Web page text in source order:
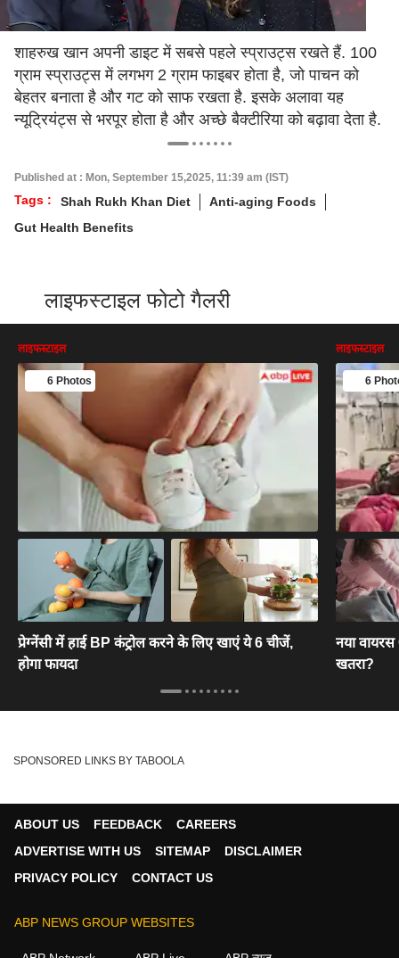
शाहरुख खान अपनी डाइट में सबसे पहले स्प्राउट्स रखते हैं. 100
ग्राम स्प्राउट्स में लगभग 2 ग्राम फाइबर होता है, जो पाचन को
बेहतर बनाता है और गट को साफ रखता है. इसके अलावा यह
न्यूट्रियंट्स से भरपूर होता है और अच्छे बैक्टीरिया को बढ़ावा देता है.
Published at : Mon, September 15,2025, 11:39 am (IST)
Tags : Shah Rukh Khan Diet
Anti-aging Foods
Gut Health Benefits
लाइफस्टाइल फोटो गैलरी
लाइफस्टाइल
6 Photos
प्रेग्नेंसी में हाई BP कंट्रोल करने के लिए खाएं ये 6 चीजें,
होगा फायदा
लाइफस्टाइल
6
नया
खतरा?
SPONSORED LINKS BY TABOOLA
ABOUT US FEEDBACK
CAREERS
ADVERTISE WITH US
SITEMAP
DISCLAIMER
PRIVACY POLICY
CONTACT US
ABP NEWS GROUP WEBSITES